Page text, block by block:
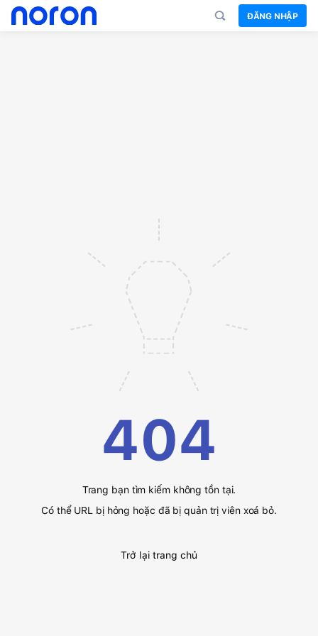
ĐĂNG NHẬP
404
Trang bạn tìm kiếm không tồn tại.
Có thể URL bị hỏng hoặc đã bị quản trị viên xoá bỏ.
Trở lại trang chủ